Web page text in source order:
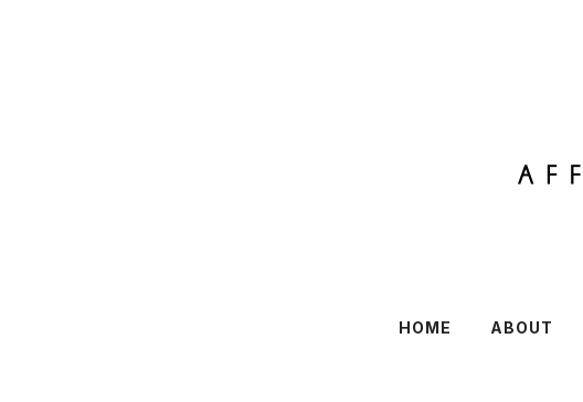
HOME ABOUT